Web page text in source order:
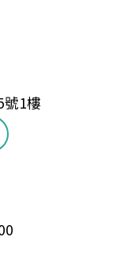
號1樓